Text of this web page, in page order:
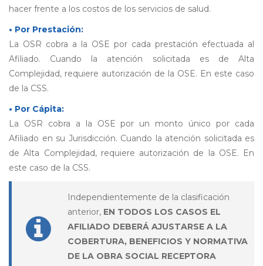
hacer frente a los costos de los servicios de salud.
• Por Prestación:
La OSR cobra a la OSE por cada prestación efectuada al
Afiliado. Cuando la atención solicitada es de Alta
Complejidad, requiere autorización de la OSE. En este caso
de la CSS.
• Por Cápita:
La OSR cobra a la OSE por un monto único por cada
Afiliado en su Jurisdicción. Cuando la atención solicitada es
de Alta Complejidad, requiere autorización de la OSE. En
este caso de la CSS.
Independientemente de la clasificación
anterior, EN TODOS LOS CASOS EL
AFILIADO DEBERÁ AJUSTARSE A LA
COBERTURA, BENEFICIOS Y NORMATIVA
DE LA OBRA SOCIAL RECEPTORA